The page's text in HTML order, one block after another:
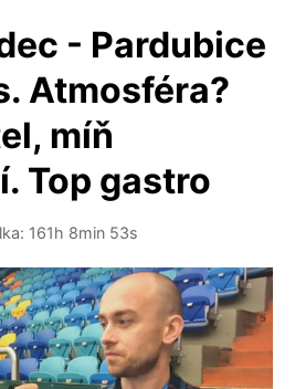
- Pardubice
Atmosféra?
míň
Top gastro
161h 8min 53s